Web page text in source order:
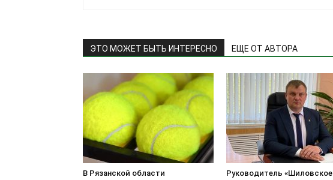
ЭТО МОЖЕТ БЫТЬ ИНТЕРЕСНО ЕЩЕ ОТ АВТОРА
В Рязанской области
Руководитель «Шиловское